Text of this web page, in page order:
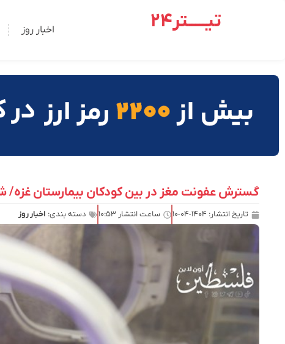
تیـــــتر24 اخبار روز
گسترش عفونت مغز در بین کودکان بیمارستان غزه/
تاریخ انتشار: ۱۴۰۴-۰۴-۱۰ ساعت انتشار ۱۰:۵۳ دسته بندی: اخبار روز